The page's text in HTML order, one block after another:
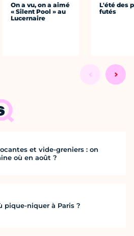
On a vu, on a aimé
« Silent Pool » au
Lucernaire
L'été des
futés
et vide-greniers : on
où en août ?
pique-niquer à Paris ?